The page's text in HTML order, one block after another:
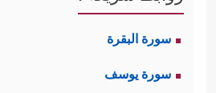
سورة البقرة
سورة يوسف